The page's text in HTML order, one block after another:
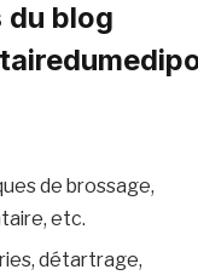
du blog
de brossage,
etc.
détartrage,